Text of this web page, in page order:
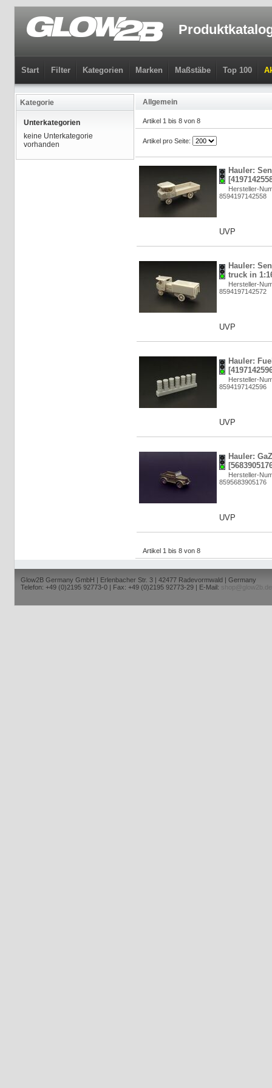
Start Filter Kategorien Marken Maßstäbe Top 100
Kategorie
Unterkategorien
keine Unterkategorie
vorhanden
Allgemein
Artikel 1 bis 8 von 8
Artikel pro Seite:
Hauler:
Hersteller-
8594197142558
UVP
Hauler:
truck in
Hersteller-
8594197142572
UVP
Hauler:
Hersteller-
8594197142596
UVP
Hauler:
Hersteller-
8595683905176
UVP
Artikel 1 bis 8 von 8
Glow2B Germany GmbH | Erlenbacher Str. 3 | 42477 Radevormwald | Germany
Telefon: +49 (0)2195 92773-0 | Fax: +49 (0)2195 92773-29 | E-Mail:
shop@glow2b.de